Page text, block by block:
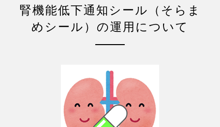
腎機能低下通知シール（そらま
めシール）の運用について